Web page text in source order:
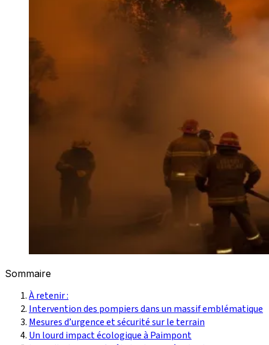
Sommaire
À retenir :
Intervention des pompiers dans un massif emblématique
Mesures d’urgence et sécurité sur le terrain
Un lourd impact écologique à Paimpont